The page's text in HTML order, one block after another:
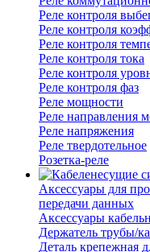
Реле контроля
Реле контроля
Реле контроля
Реле контроля тока
Реле контроля
Реле контроля фаз
Реле мощности
Реле направления
Реле напряжения
Реле твердотельное
Розетка-реле
Аксессуары для
передачи данных
Аксессуары
Держатель трубы/
Деталь крепежная